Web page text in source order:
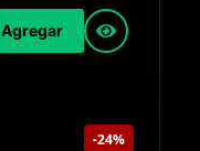
Agregar
-24%